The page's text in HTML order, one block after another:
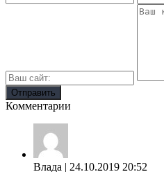
Комментарии
Влада | 24.10.2019 20:52